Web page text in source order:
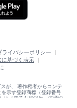
ライバシーポリシー
基づく表示
が、 著作権者からコンテ
示す登録商標（登録番号
は［電子出版制作・流通協